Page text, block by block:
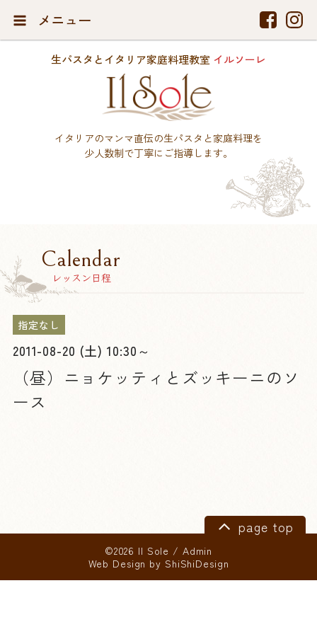
メニュー
生パスタとイタリア家庭料理教室 イルソーレ
イタリアのマンマ直伝の生パスタと家庭料理を
少人数制で丁寧にご指導します。
Calendar
レッスン日程
指定なし
2011-08-20 (土) 10:30～
（昼）ニョケッティとズッキーニのソ
ース
page top
©2026 Il Sole / Admin
Web Design by ShiShiDesign